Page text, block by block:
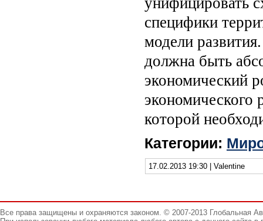
специфики
модели
должна быть
экономический
экономического
которой
Категории:
17.02.2013 19:30 | Valentine
Все права защищены и охраняются законом. © 2007-2013 Глобальная